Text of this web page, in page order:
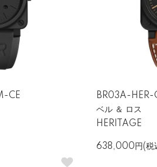
他ブランドにはない唯一無二の存在
クエアケース
CE
BR03A-HER-
ベル ＆ ロス
HERITAGE
638,000円(税